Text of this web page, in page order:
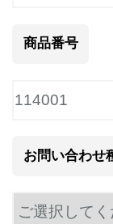
商品番号
お問い合わ